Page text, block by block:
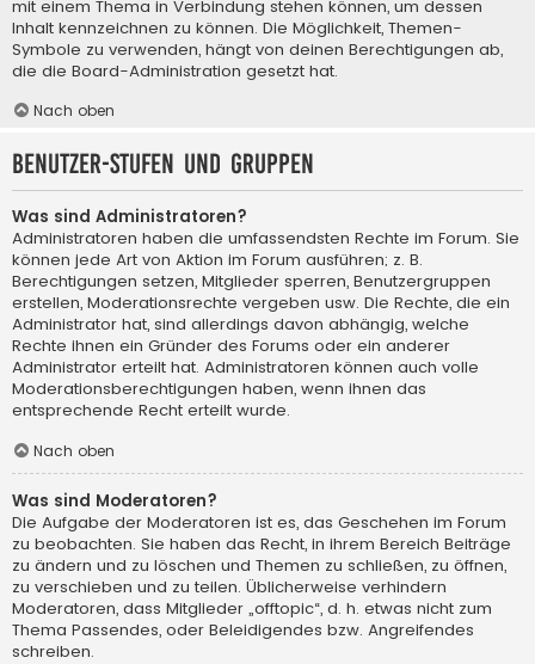
mit einem Thema in Verbindung stehen können, um dessen
Inhalt kennzeichnen zu können. Die Möglichkeit, Themen-
Symbole zu verwenden, hängt von deinen Berechtigungen ab,
die die Board-Administration gesetzt hat.
Nach oben
Benutzer-Stufen und Gruppen
Was sind Administratoren?
Administratoren haben die umfassendsten Rechte im Forum. Sie
können jede Art von Aktion im Forum ausführen; z. B.
Berechtigungen setzen, Mitglieder sperren, Benutzergruppen
erstellen, Moderationsrechte vergeben usw. Die Rechte, die ein
Administrator hat, sind allerdings davon abhängig, welche
Rechte ihnen ein Gründer des Forums oder ein anderer
Administrator erteilt hat. Administratoren können auch volle
Moderationsberechtigungen haben, wenn ihnen das
entsprechende Recht erteilt wurde.
Nach oben
Was sind Moderatoren?
Die Aufgabe der Moderatoren ist es, das Geschehen im Forum
zu beobachten. Sie haben das Recht, in ihrem Bereich Beiträge
zu ändern und zu löschen und Themen zu schließen, zu öffnen,
zu verschieben und zu teilen. Üblicherweise verhindern
Moderatoren, dass Mitglieder „offtopic“, d. h. etwas nicht zum
Thema Passendes, oder Beleidigendes bzw. Angreifendes
schreiben.